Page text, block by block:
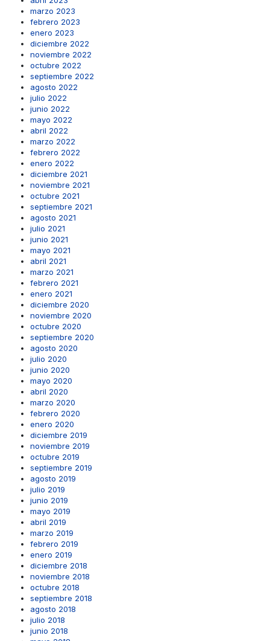
marzo 2023
febrero 2023
enero 2023
diciembre 2022
noviembre 2022
octubre 2022
septiembre 2022
agosto 2022
julio 2022
junio 2022
mayo 2022
abril 2022
marzo 2022
febrero 2022
enero 2022
diciembre 2021
noviembre 2021
octubre 2021
septiembre 2021
agosto 2021
julio 2021
junio 2021
mayo 2021
abril 2021
marzo 2021
febrero 2021
enero 2021
diciembre 2020
noviembre 2020
octubre 2020
septiembre 2020
agosto 2020
julio 2020
junio 2020
mayo 2020
abril 2020
marzo 2020
febrero 2020
enero 2020
diciembre 2019
noviembre 2019
octubre 2019
septiembre 2019
agosto 2019
julio 2019
junio 2019
mayo 2019
abril 2019
marzo 2019
febrero 2019
enero 2019
diciembre 2018
noviembre 2018
octubre 2018
septiembre 2018
agosto 2018
julio 2018
junio 2018